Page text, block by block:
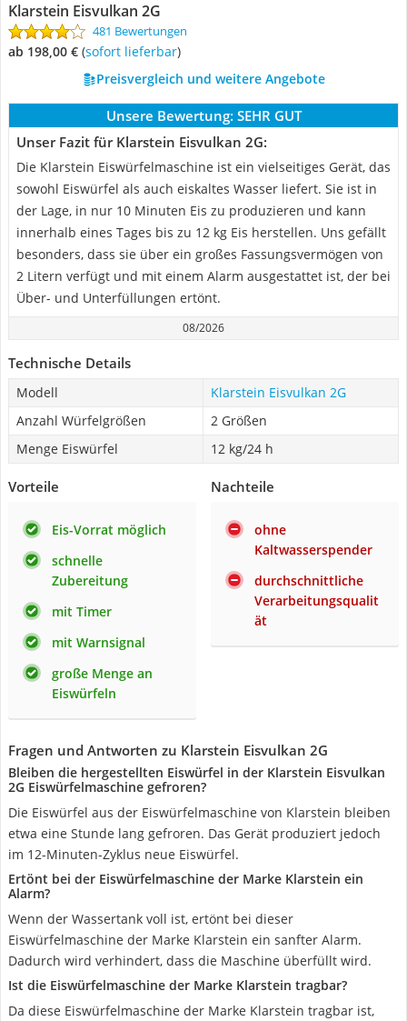
Klarstein Eisvulkan 2G
481 Bewertungen
ab 198,00 € ( Sofort lieferbar)
Preisvergleich und weitere Angebote
Unsere Bewertung: SEHR GUT
Unser Fazit für Klarstein Eisvulkan 2G:
Die Klarstein Eiswürfelmaschine ist ein vielseitiges Gerät, das
sowohl Eiswürfel als auch eiskaltes Wasser liefert. Sie ist in
der Lage, in nur 10 Minuten Eis zu produzieren und kann
innerhalb eines Tages bis zu 12 kg Eis herstellen. Uns gefällt
besonders, dass sie über ein großes Fassungsvermögen von
2 Litern verfügt und mit einem Alarm ausgestattet ist, der bei
Über- und Unterfüllungen ertönt.
08/2026
Technische Details
Modell
Klarstein Eisvulkan 2G
Anzahl Würfelgrößen
2 Größen
Menge Eiswürfel
12 kg/24 h
Vorteile
Eis-Vorrat möglich
schnelle
Zubereitung
mit Timer
mit Warnsignal
große Menge an
Eiswürfeln
Nachteile
ohne
Kaltwasserspender
durchschnittliche
Verarbeitungsqualit
ät
Fragen und Antworten zu Klarstein Eisvulkan 2G
Bleiben die hergestellten Eiswürfel in der Klarstein Eisvulkan
2G Eiswürfelmaschine gefroren?
Die Eiswürfel aus der Eiswürfelmaschine von Klarstein bleiben
etwa eine Stunde lang gefroren. Das Gerät produziert jedoch
im 12-Minuten-Zyklus neue Eiswürfel.
Ertönt bei der Eiswürfelmaschine der Marke Klarstein ein
Alarm?
Wenn der Wassertank voll ist, ertönt bei dieser
Eiswürfelmaschine der Marke Klarstein ein sanfter Alarm.
Dadurch wird verhindert, dass die Maschine überfüllt wird.
Ist die Eiswürfelmaschine der Marke Klarstein tragbar?
Da diese Eiswürfelmaschine der Marke Klarstein tragbar ist,